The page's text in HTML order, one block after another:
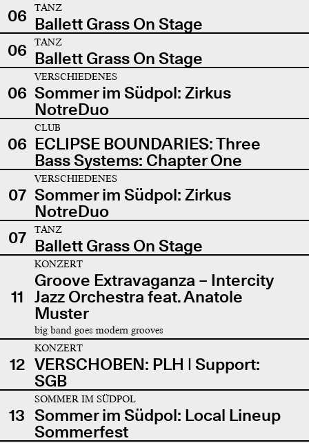
06
TANZ
Ballett Grass On Stage
06
TANZ
Ballett Grass On Stage
06
VERSCHIEDENES
Sommer im Südpol: Zirkus
NotreDuo
06
CLUB
ECLIPSE BOUNDARIES: Three
Bass Systems: Chapter One
07
VERSCHIEDENES
Sommer im Südpol: Zirkus
NotreDuo
07
TANZ
Ballett Grass On Stage
11
KONZERT
Groove Extravaganza – Intercity
Jazz Orchestra feat. Anatole
Muster
big band goes modern grooves
12
KONZERT
VERSCHOBEN: PLH | Support:
SGB
13
SOMMER IM SÜDPOL
Sommer im Südpol: Local Lineup
Sommerfest